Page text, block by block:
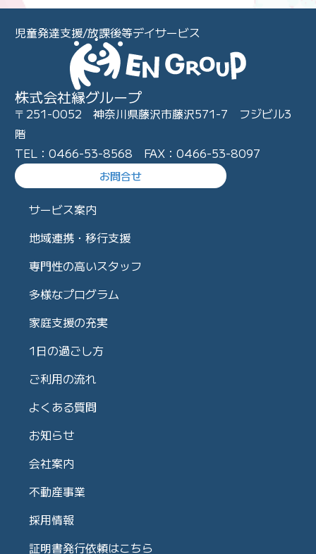
児童発達支援/放課後等デイサービス
株式会社縁グループ
〒251-0052 神奈川県藤沢市藤沢571-7 フジビル3
階
TEL：0466-53-8568 FAX：0466-53-8097
お問合せ
サービス案内
地域連携・移行支援
専門性の高いスタッフ
多様なプログラム
家庭支援の充実
1日の過ごし方
ご利用の流れ
よくある質問
お知らせ
会社案内
不動産事業
採用情報
証明書発行依頼はこちら